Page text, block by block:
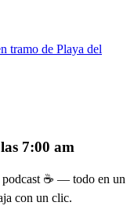
tramo de Playa del
7:00 am
podcast ☕ — todo en un
con un clic.